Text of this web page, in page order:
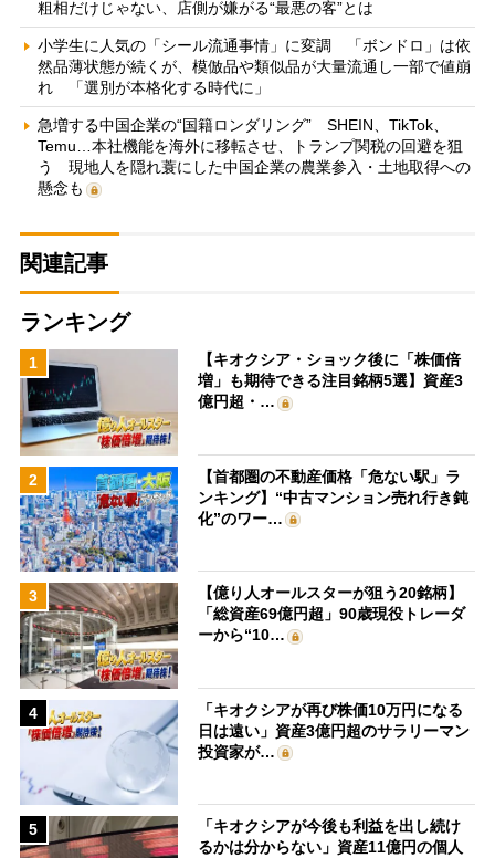
粗相だけじゃない、店側が嫌がる“最悪の客”とは
小学生に人気の「シール流通事情」に変調 「ボンドロ」は依
然品薄状態が続くが、模倣品や類似品が大量流通し一部で値崩
れ 「選別が本格化する時代に」
急増する中国企業の“国籍ロンダリング” SHEIN、TikTok、
Temu…本社機能を海外に移転させ、トランプ関税の回避を狙
う 現地人を隠れ蓑にした中国企業の農業参入・土地取得への
懸念も
関連記事
ランキング
1
【キオクシア・ショック後に「株価倍
増」も期待できる注目銘柄5選】資産3
億円超・…
2
【首都圏の不動産価格「危ない駅」ラ
ンキング】“中古マンション売れ行き鈍
化”のワー…
3
【億り人オールスターが狙う20銘柄】
「総資産69億円超」90歳現役トレーダ
ーから“10…
4
「キオクシアが再び株価10万円になる
日は遠い」資産3億円超のサラリーマン
投資家が…
5
「キオクシアが今後も利益を出し続け
るかは分からない」資産11億円の個人